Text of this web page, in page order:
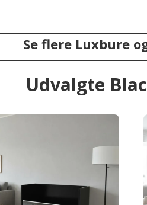
Se flere Luxbure
Udvalgte